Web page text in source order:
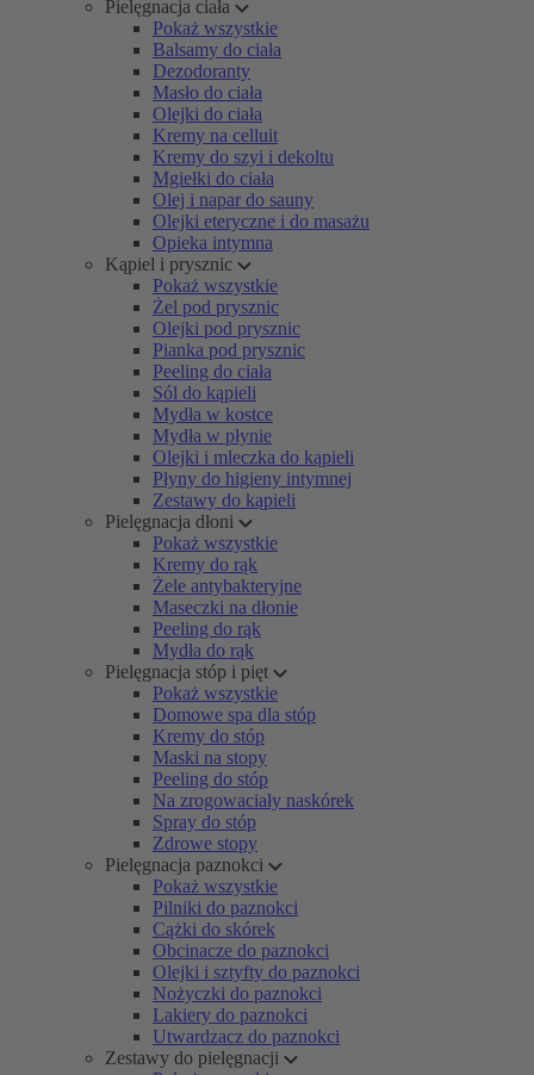
Pielęgnacja ciała
Pokaż wszystkie
Balsamy do ciała
Dezodoranty
Masło do ciała
Olejki do ciała
Kremy na celluit
Kremy do szyi i dekoltu
Mgiełki do ciała
Olej i napar do sauny
Olejki eteryczne i do masażu
Opieka intymna
Kąpiel i prysznic
Pokaż wszystkie
Żel pod prysznic
Olejki pod prysznic
Pianka pod prysznic
Peeling do ciała
Sól do kąpieli
Mydła w kostce
Mydła w płynie
Olejki i mleczka do kąpieli
Płyny do higieny intymnej
Zestawy do kąpieli
Pielęgnacja dłoni
Pokaż wszystkie
Kremy do rąk
Żele antybakteryjne
Maseczki na dłonie
Peeling do rąk
Mydła do rąk
Pielęgnacja stóp i pięt
Pokaż wszystkie
Domowe spa dla stóp
Kremy do stóp
Maski na stopy
Peeling do stóp
Na zrogowaciały naskórek
Spray do stóp
Zdrowe stopy
Pielęgnacja paznokci
Pokaż wszystkie
Pilniki do paznokci
Cążki do skórek
Obcinacze do paznokci
Olejki i sztyfty do paznokci
Nożyczki do paznokci
Lakiery do paznokci
Utwardzacz do paznokci
Zestawy do pielęgnacji